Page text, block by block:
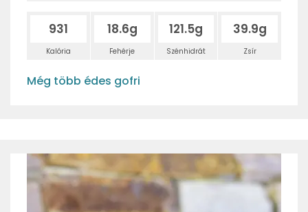
931
Kalória
18.6g
Fehérje
121.5g
Szénhidrát
39.9g
Zsír
Még több édes gofri